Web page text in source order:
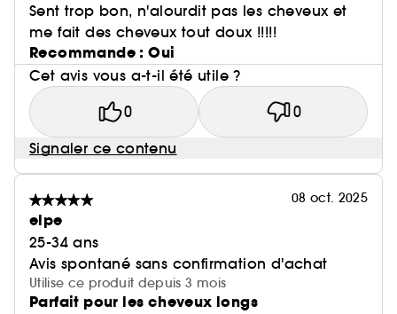
Sent trop bon, n'alourdit pas les cheveux et
me fait des cheveux tout doux !!!!!
Recommande : Oui
Cet avis vous a-t-il été utile ?
0 0
Signaler ce contenu
08 oct. 2025
elpe
25-34 ans
Avis spontané sans confirmation d'achat
Utilise ce produit depuis 3 mois
Parfait pour les cheveux longs